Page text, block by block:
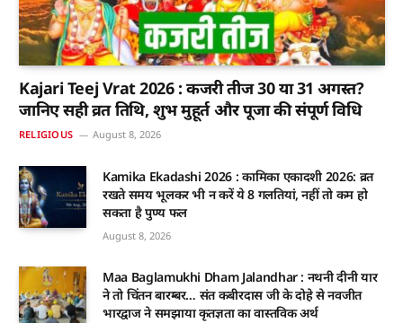
Kajari Teej Vrat 2026 : कजरी तीज 30 या 31 अगस्त?
जानिए सही व्रत तिथि, शुभ मुहूर्त और पूजा की संपूर्ण विधि
RELIGIOUS August 8, 2026
Kamika Ekadashi 2026 : कामिका एकादशी 2026: व्रत
रखते समय भूलकर भी न करें ये 8 गलतियां, नहीं तो कम हो
सकता है पुण्य फल
August 8, 2026
Maa Baglamukhi Dham Jalandhar : नथनी दीनी यार
ने तो चिंतन बारम्बर… संत कबीरदास जी के दोहे से नवजीत
भारद्वाज ने समझाया कृतज्ञता का वास्तविक अर्थ